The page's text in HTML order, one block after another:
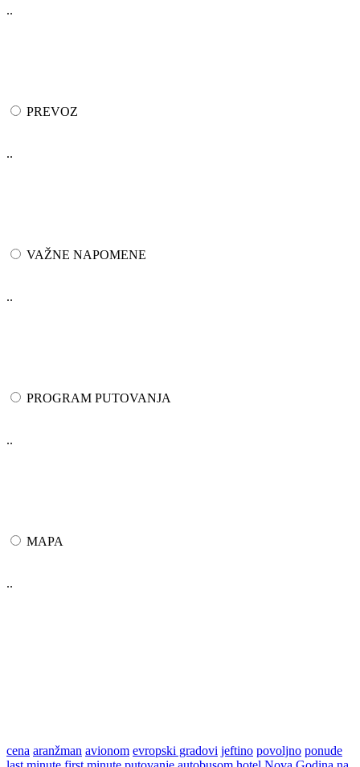
..
PREVOZ
..
VAŽNE NAPOMENE
..
PROGRAM PUTOVANJA
..
MAPA
..
cena aranžman avionom evropski gradovi jeftino povoljno ponude